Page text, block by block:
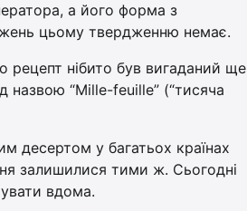
а його форма з
цьому твердженню немає.
рецепт нібито був вигаданий ще
назвою “Mille-feuille” (“тисяча
десертом у багатьох країнах
залишилися тими ж. Сьогодні
вдома.